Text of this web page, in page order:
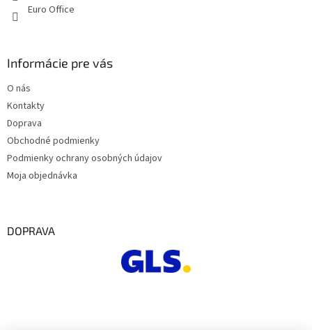
Euro Office
Informácie pre vás
O nás
Kontakty
Doprava
Obchodné podmienky
Podmienky ochrany osobných údajov
Moja objednávka
DOPRAVA